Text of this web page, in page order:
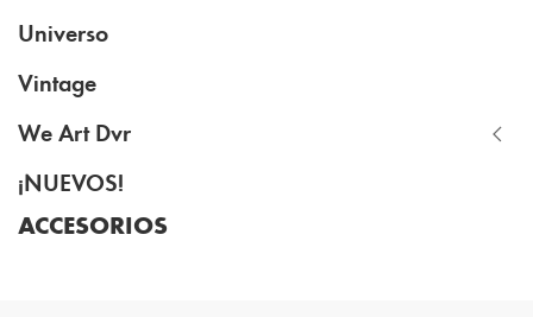
Universo
Vintage
We Art Dvr
¡NUEVOS!
ACCESORIOS